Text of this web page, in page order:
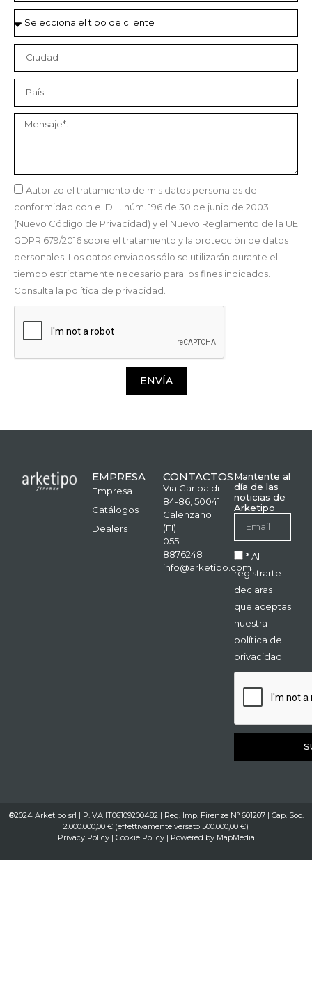
Autorizo el tratamiento de mis datos personales de
conformidad con el D.L. núm. 196 de 30 de junio de 2003
(Nuevo Código de Privacidad) y el Nuevo Reglamento de la UE
GDPR 679/2016 sobre el tratamiento y la protección de datos
personales. Los datos enviados sólo se utilizarán durante el
tiempo estrictamente necesario para los fines indicados.
Consulta la política de privacidad.
ENVÍA
EMPRESA
Empresa
Catálogos
Dealers
CONTACTOS
Via Garibaldi
84-86, 50041
Calenzano
(FI)
055
8876248
info@arketipo.com
Mantente al
día de las
noticias de
Arketipo
* Al
registrarte
declaras
que aceptas
nuestra
política de
privacidad.
®2024 Arketipo srl | P.IVA IT06109200482 | Reg. Imp. Firenze N° 601207 | Cap. Soc.
2.000.000,00 € (effettivamente versato 500.000,00 €)
Privacy Policy| Cookie Policy| Powered by MapMedia